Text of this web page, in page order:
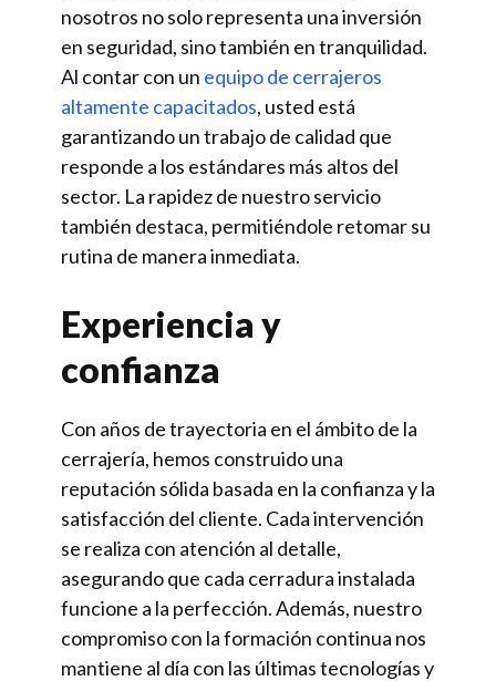
nosotros no solo representa una inversión
en seguridad, sino también en tranquilidad.
Al contar con un equipo de cerrajeros
altamente capacitados, usted está
garantizando un trabajo de calidad que
responde a los estándares más altos del
sector. La rapidez de nuestro servicio
también destaca, permitiéndole retomar su
rutina de manera inmediata.
Experiencia y
confianza
Con años de trayectoria en el ámbito de la
cerrajería, hemos construido una
reputación sólida basada en la confianza y la
satisfacción del cliente. Cada intervención
se realiza con atención al detalle,
asegurando que cada cerradura instalada
funcione a la perfección. Además, nuestro
compromiso con la formación continua nos
mantiene al día con las últimas tecnologías y